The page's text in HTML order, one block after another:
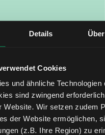
Details
Cookies
und ähnliche Technologien
sind zwingend
Website. Wir setzen zudem
der Website ermöglichen,
(z.B. Ihre Region) zu
wie Sie den Kursverlauf